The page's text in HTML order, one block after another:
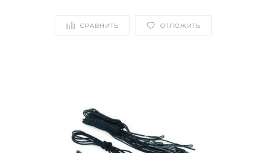
СРАВНИТЬ ОТЛОЖИТЬ